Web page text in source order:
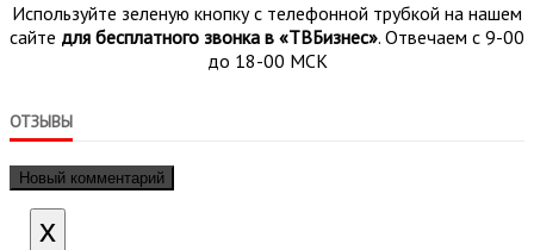
Используйте зеленую кнопку с телефонной трубкой на нашем
сайте для бесплатного звонка в «ТВБизнес». Отвечаем с 9-00
до 18-00 МСК
ОТЗЫВЫ
Новый комментарий
xClose